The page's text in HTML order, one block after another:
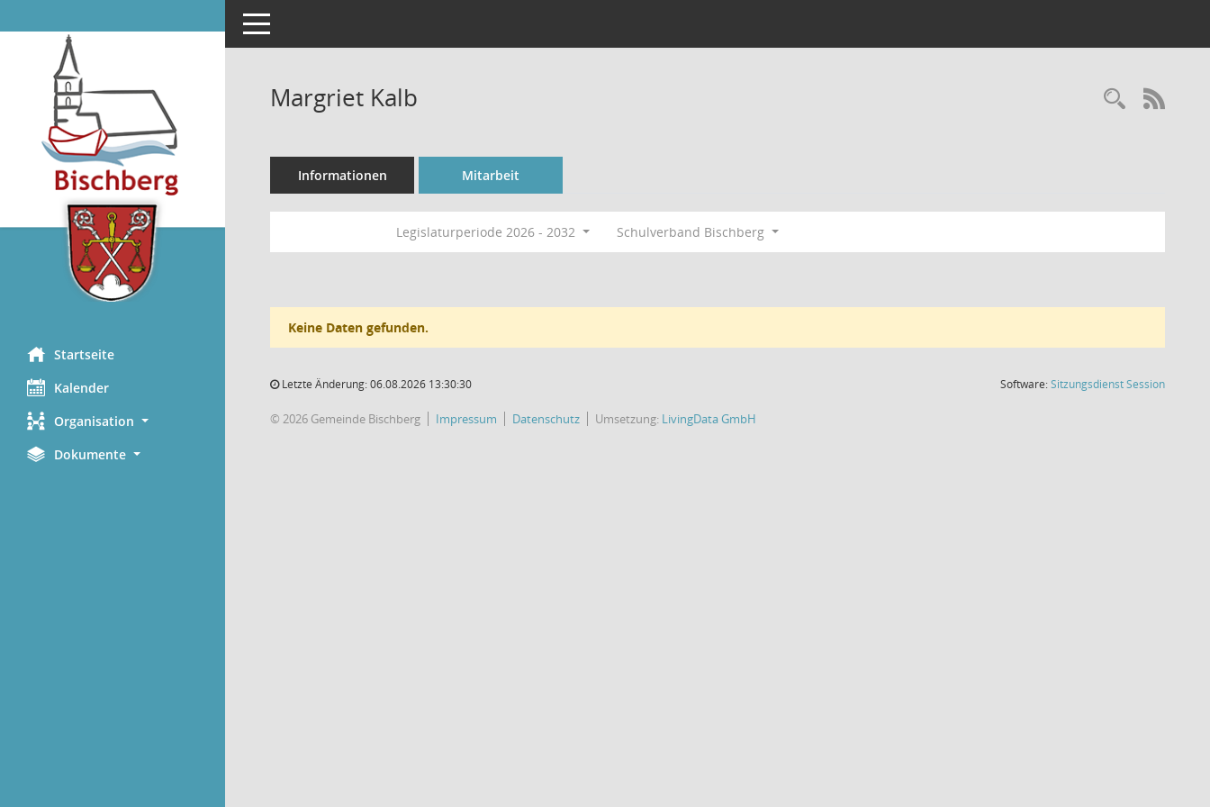
Startseite
Kalender
Organisation
Dokumente
Toggle navigation
Margriet Kalb
Informationen Mitarbeit
Legislaturperiode 2026 - 2032 Schulverband Bischberg
Keine Daten gefunden.
Letzte Änderung: 06.08.2026 13:30:30 Software:SitzungsdienstSession(Wird in
© 2026 Gemeinde Bischberg Impressum Datenschutz Umsetzung: LivingData GmbH